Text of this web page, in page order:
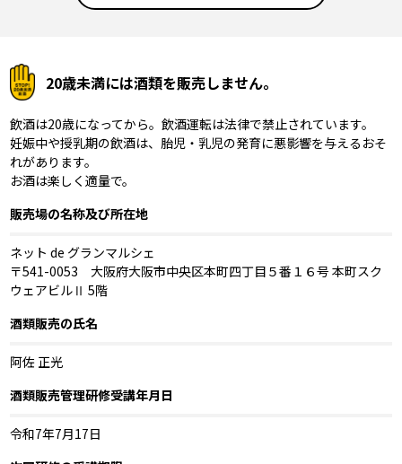
20歳未満には酒類を販売しません。
飲酒は20歳になってから。飲酒運転は法律で禁止されています。
妊娠中や授乳期の飲酒は、胎児・乳児の発育に悪影響を与えるおそ
れがあります。
お酒は楽しく適量で。
販売場の名称及び所在地
ネット de グランマルシェ
〒541-0053 大阪府大阪市中央区本町四丁目５番１６号 本町スク
ウェアビルⅡ 5階
酒類販売の氏名
阿佐 正光
酒類販売管理研修受講年月日
令和7年7月17日